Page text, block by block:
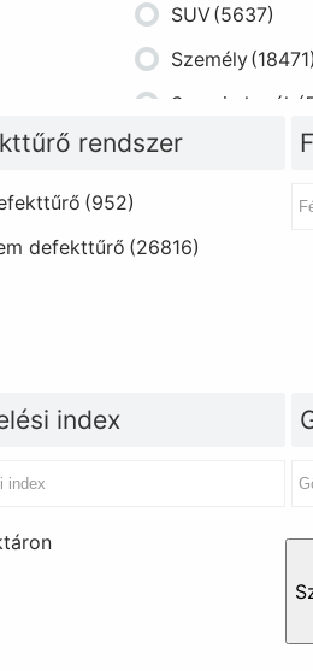
SUV(5637)
Személy(18471)
Szerviz kerék
rendszer
(952)
defekttűrő (26816)
index